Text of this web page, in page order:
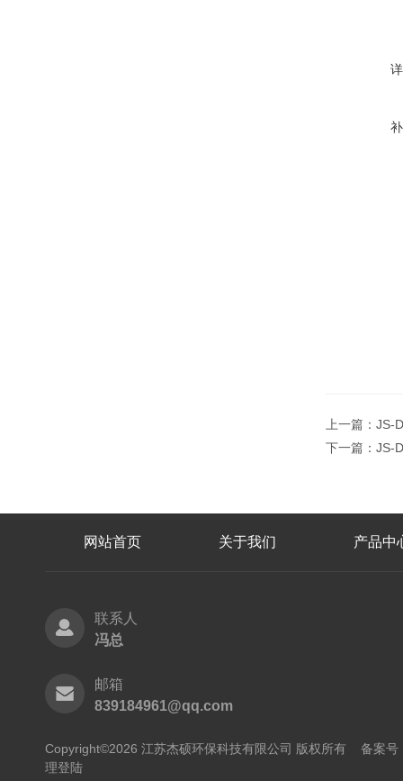
上一篇： JS-
下一篇： JS-
网站首页 关于我们 产品中
联系人
冯总
邮箱
839184961@qq.com
Copyright©2026 江苏杰硕环保科技有限公司 版权所有 备案号
理登陆